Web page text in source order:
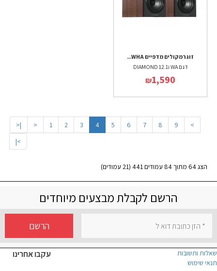
זוג רמקולים מדפיים WHA...
דגם DIAMOND 12.1i WA
₪1,590
|< < 1 2 3 4 5 6 7 8 9
>
>|
הצג 64 מתוך 84 עמודים 441 (21 עמודים)
הרשם לקבלת מבצעים מיוחדים
הרשם
עקבו אחרינו
שאלות ותשובות
תנאי שימוש